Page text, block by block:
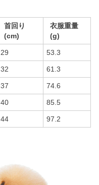
首回り
(cm)
衣服重量
(g)
29 53.3
32 61.3
37 74.6
40 85.5
44 97.2